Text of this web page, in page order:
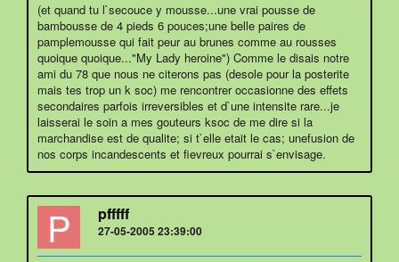
(et quand tu l`secouce y mousse...une vrai pousse de
bambousse de 4 pieds 6 pouces;une belle paires de
pamplemousse qui fait peur au brunes comme au rousses
quoique quoique..."My Lady heroine") Comme le disais notre
ami du 78 que nous ne citerons pas (desole pour la posterite
mais tes trop un k soc) me rencontrer occasionne des effets
secondaires parfois irreversibles et d`une intensite rare...je
laisserai le soin a mes gouteurs ksoc de me dire si la
marchandise est de qualite; si t`elle etait le cas; unefusion de
nos corps incandescents et fievreux pourrai s`envisage.
P pfffff
27-05-2005 23:39:00